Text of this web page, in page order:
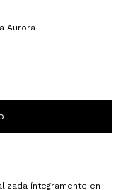
Aurora
íntegramente en